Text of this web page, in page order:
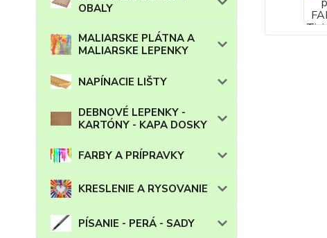
OBALY
MALIARSKE PLÁTNA A
MALIARSKE LEPENKY
NAPÍNACIE LIŠTY
DEBNOVÉ LEPENKY -
KARTÓNY - KAPA DOSKY
FARBY A PRÍPRAVKY
KRESLENIE A RYSOVANIE
PÍSANIE - PERÁ - SADY